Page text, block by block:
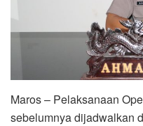
Maros – Pelaksanaan
sebelumnya dijadwalkan